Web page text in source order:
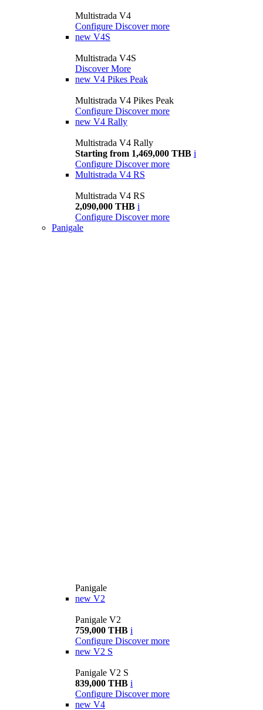
Multistrada V4
Configure Discover more
new V4S
Multistrada V4S
Discover More
new V4 Pikes Peak
Multistrada V4 Pikes Peak
Configure Discover more
new V4 Rally
Multistrada V4 Rally
Starting from 1,469,000 THB i
Configure Discover more
Multistrada V4 RS
Multistrada V4 RS
2,090,000 THB i
Configure Discover more
Panigale
Panigale
new V2
Panigale V2
759,000 THB i
Configure Discover more
new V2 S
Panigale V2 S
839,000 THB i
Configure Discover more
new V4